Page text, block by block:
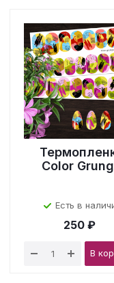
Color
Есть в
250 ₽
В